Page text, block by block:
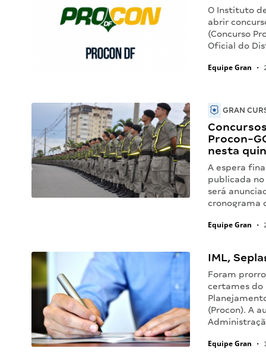
O Instituto
abrir
(Concurso
Oficial do
Equipe Gran •
GRAN
Procon-
nesta
A espera
publicada no
será
cronograma
Equipe Gran •
IML,
Foram
certames do
(Procon). A
Equipe Gran •